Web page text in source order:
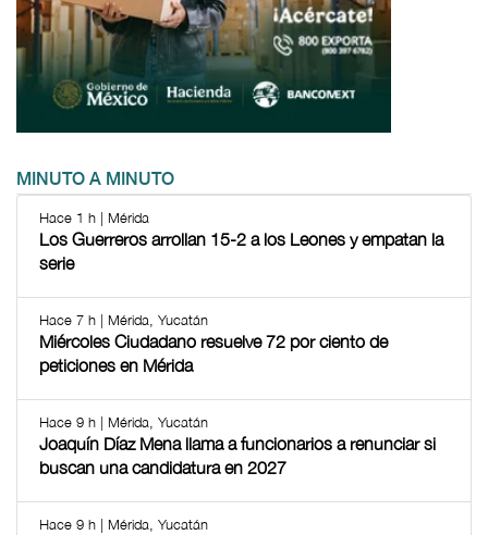
MINUTO A MINUTO
Hace 1 h | Mérida
Los Guerreros arrollan 15-2 a los Leones y empatan la
serie
Hace 7 h | Mérida, Yucatán
Miércoles Ciudadano resuelve 72 por ciento de
peticiones en Mérida
Hace 9 h | Mérida, Yucatán
Joaquín Díaz Mena llama a funcionarios a renunciar si
buscan una candidatura en 2027
Hace 9 h | Mérida, Yucatán